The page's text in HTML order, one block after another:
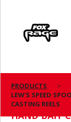
PRODUCTS
LEW'S SPEED
CASTING REELS
LEW'S
HAND BAIT